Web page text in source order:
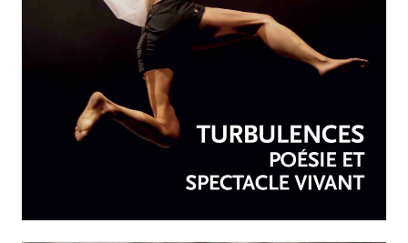
AVRIL-JUIN 2026
N°259
Turbulences : poésie et
spectacle vivant